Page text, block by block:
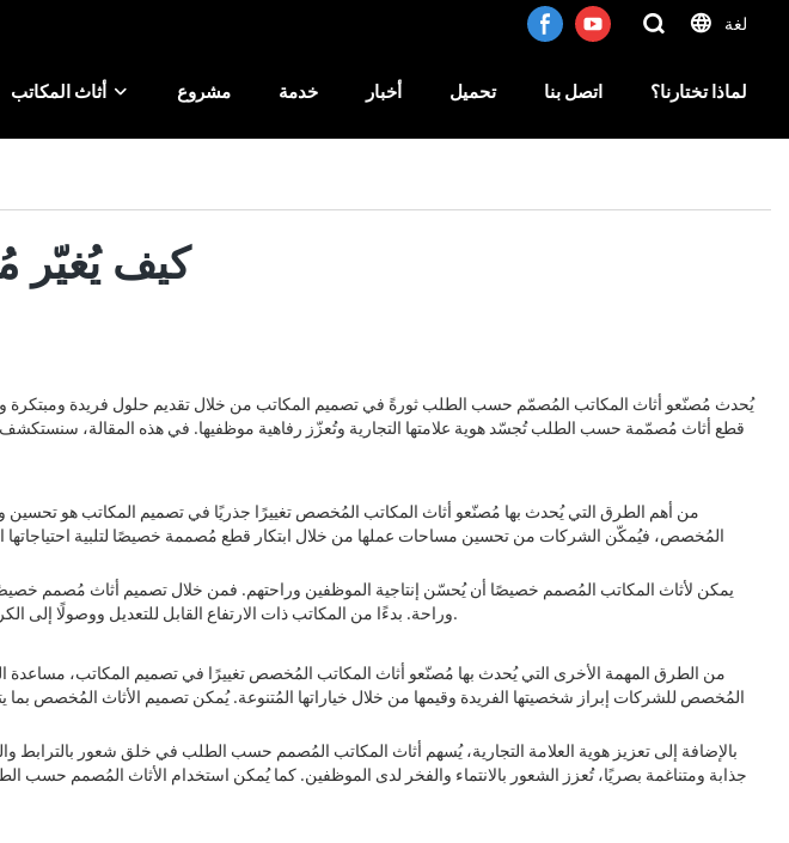
لغة
أثاث المكاتب مشروع خدمة أخبار تحميل اتصل بنا لماذا تختارنا؟
كيف يُغيّر
يُحدث مُصنّعو أثاث المكاتب المُصمّم حسب الطلب ثورةً في تصميم المكاتب من خلال تقديم حلول فريدة ومبتكرة
قطع أثاث مُصمّمة حسب الطلب تُجسّد هوية علامتها التجارية وتُعزّز رفاهية موظفيها. في هذه المقالة،
من أهم الطرق التي يُحدث بها مُصنّعو أثاث المكاتب المُخصص تغييرًا جذريًا في تصميم المكاتب هو تحسين
المُخصص، فيُمكّن الشركات من تحسين مساحات عملها من خلال ابتكار قطع مُصممة خصيصًا لتلبية
يمكن لأثاث المكاتب المُصمم خصيصًا أن يُحسّن إنتاجية الموظفين وراحتهم. فمن خلال تصميم أثاث مُصمم خصيصًا
وراحة. بدءًا من المكاتب ذات الارتفاع القابل للتعديل ووصولًا إلى الكراسي المريحة، يُركز مُصنّعو أثاث المكاتب المُصمم خصيصًا بشكل متزايد على ابتكار قطع تُولي الأولوية لرفاهية الموظفين.
من الطرق المهمة الأخرى التي يُحدث بها مُصنّعو أثاث المكاتب المُخصص تغييرًا في تصميم المكاتب، مساعدة
المُخصص للشركات إبراز شخصيتها الفريدة وقيمها من خلال خياراتها المُتنوعة. يُمكن تصميم الأثاث المُخصص
بالإضافة إلى تعزيز هوية العلامة التجارية، يُسهم أثاث المكاتب المُصمم حسب الطلب في خلق شعور
جذابة ومتناغمة بصريًا، تُعزز الشعور بالانتماء والفخر لدى الموظفين. كما يُمكن استخدام الأثاث المُصمم